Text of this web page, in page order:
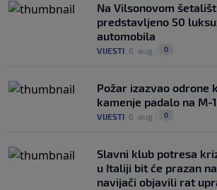
Na Vilsonovom
predstavljeno 50
automobila
VIJESTI 6. aug. 0
Požar izazvao odrone
kamenje padalo na M-
VIJESTI 6. aug. 0
Slavni klub potresa
u Italiji bit će prazan
navijači objavili rat